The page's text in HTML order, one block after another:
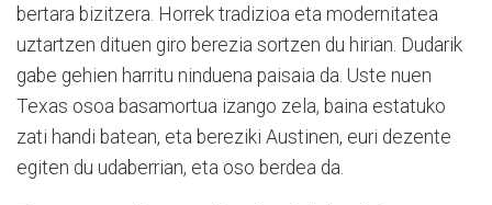
bertara bizitzera. Horrek tradizioa eta modernitatea
uztartzen dituen giro berezia sortzen du hirian. Dudarik
gabe gehien harritu ninduena paisaia da. Uste nuen
Texas osoa basamortua izango zela, baina estatuko
zati handi batean, eta bereziki Austinen, euri dezente
egiten du udaberrian, eta oso berdea da.